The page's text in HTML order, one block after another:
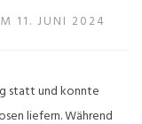
11. JUNI 2024
statt und konnte
liefern. Während